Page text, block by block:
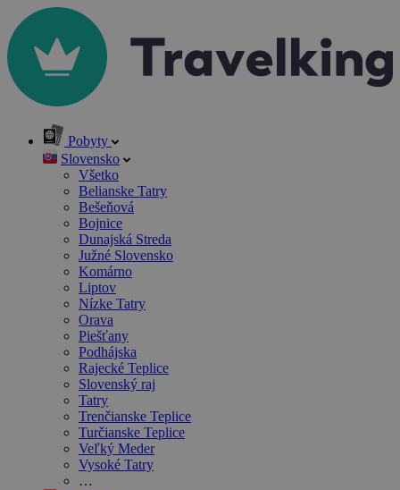
Pobyty
Slovensko
Všetko
Belianske Tatry
Bešeňová
Bojnice
Dunajská Streda
Južné Slovensko
Komárno
Liptov
Nízke Tatry
Orava
Piešťany
Podhájska
Rajecké Teplice
Slovenský raj
Tatry
Trenčianske Teplice
Turčianske Teplice
Veľký Meder
Vysoké Tatry
…